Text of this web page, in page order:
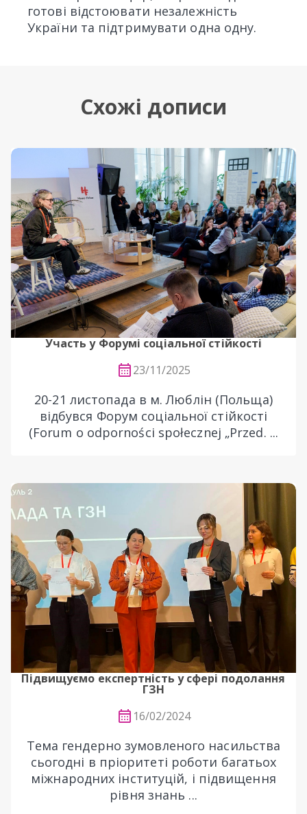
готові відстоювати незалежність
України та підтримувати одна одну.
Схожі дописи
Участь у Форумі соціальної стійкості
23/11/2025
20-21 листопада в м. Люблін (Польща)
відбувся Форум соціальної стійкості
(Forum o odporności społecznej „Przed. ...
Підвищуємо експертність у сфері подолання
ГЗН
16/02/2024
Тема гендерно зумовленого насильства
сьогодні в пріоритеті роботи багатьох
міжнародних інституцій, і підвищення
рівня знань ...